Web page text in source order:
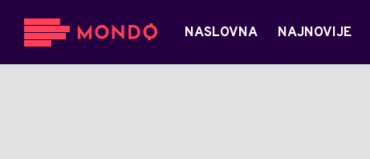
NASLOVNA NAJNOVIJE